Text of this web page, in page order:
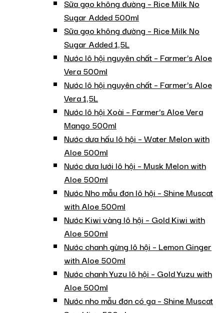
Sữa gạo không đường – Rice Milk No
Sugar Added 500ml
Sữa gạo không đường – Rice Milk No
Sugar Added 1,5L
Nước lô hội nguyên chất – Farmer’s Aloe
Vera 500ml
Nước lô hội nguyên chất – Farmer’s Aloe
Vera 1,5L
Nước lô hội Xoài – Farmer’s Aloe Vera
Mango 500ml
Nước dưa hấu lô hội – Water Melon with
Aloe 500ml
Nước dưa lưới lô hội – Musk Melon with
Aloe 500ml
Nước Nho mẫu đơn lô hội – Shine Muscat
with Aloe 500ml
Nước Kiwi vàng lô hội – Gold Kiwi with
Aloe 500ml
Nước chanh gừng lô hội – Lemon Ginger
with Aloe 500ml
Nước chanh Yuzu lô hội – Gold Yuzu with
Aloe 500ml
Nước nho mẫu đơn có ga – Shine Muscat